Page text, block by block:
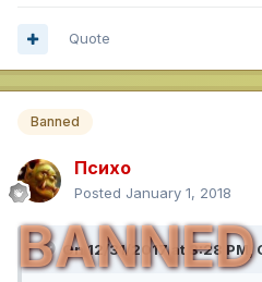
Quote
Banned
Психо
Posted January 1, 2018
BANNED
On 12/31/2017 at 3:28 PM,